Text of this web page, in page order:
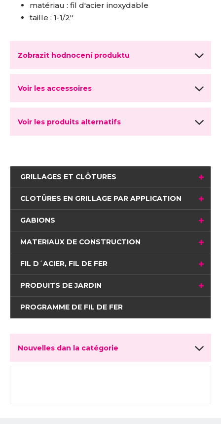
matériau : fil d'acier inoxydable
taille : 1-1/2''
Zobrazit hodnocení produktu
Voir les accessoires
Voir les produits alternatifs
GRILLAGES ET CLÔTURES
CLOTÛRES EN GRILLAGE PAR APPLICATION
GABIONS
MATERIAUX DE CONSTRUCTION
FIL D´ACIER, FIL DE FER
PRODUITS DE JARDIN
PROGRAMME DE FIL DE FER
Nouvelles dan la catégorie